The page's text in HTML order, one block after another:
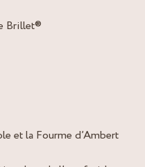
Brillet®
et la Fourme d’Ambert